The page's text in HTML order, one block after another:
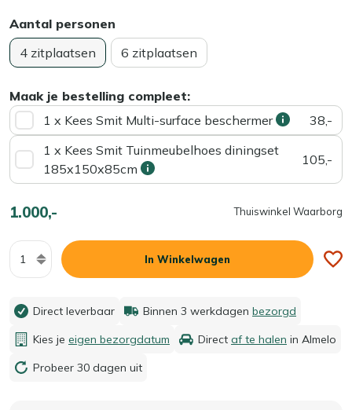
Aantal personen
4 zitplaatsen
6 zitplaatsen
Maak je bestelling compleet:
1 x Kees Smit Multi-surface beschermer
38,-
1 x Kees Smit Tuinmeubelhoes diningset
185x150x85cm
105,-
1.000,- Thuiswinkel Waarborg
Aantal
In Winkelwagen
Direct leverbaar Binnen 3 werkdagen bezorgd
Kies je eigen bezorgdatum Direct af te halen in Almelo
Probeer 30 dagen uit